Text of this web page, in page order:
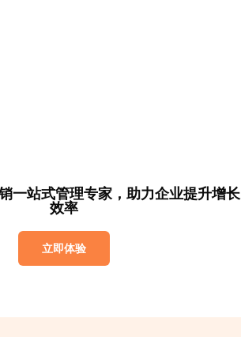
一站式管理专家，助力企业提升增长
效率
立即体验